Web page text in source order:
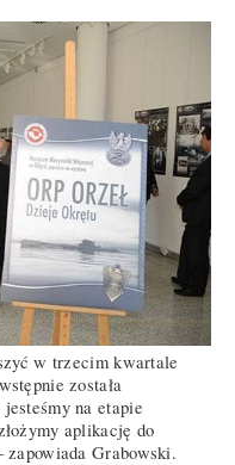
w trzecim kwartale
została
na etapie
aplikację do
Grabowski.